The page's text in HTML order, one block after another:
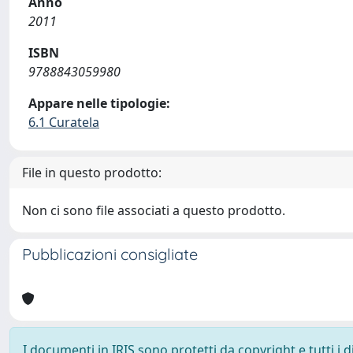
2011
ISBN
9788843059980
Appare nelle tipologie:
6.1 Curatela
File in questo prodotto:
Non ci sono file associati a questo prodotto.
Pubblicazioni consigliate